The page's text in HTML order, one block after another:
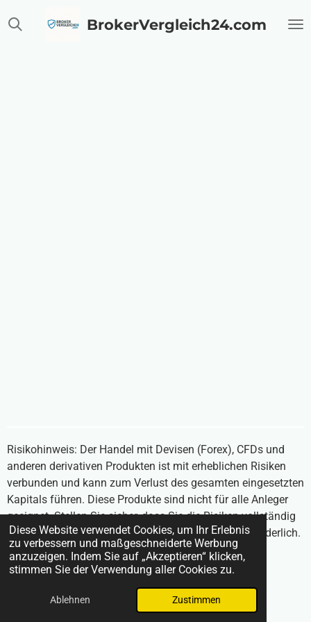
Diese Website verwendet Cookies, um Ihr Erlebnis
zu verbessern und maßgeschneiderte Werbung
anzuzeigen. Indem Sie auf „Akzeptieren“ klicken,
stimmen Sie der Verwendung aller Cookies zu.
Ablehnen Zustimmen
Hauptinhalt
BrokerVergleich24.com
Risikohinweis: Der Handel mit Devisen (Forex), CFDs und
anderen derivativen Produkten ist mit erheblichen Risiken
verbunden und kann zum Verlust des gesamten eingesetzten
Kapitals führen. Diese Produkte sind nicht für alle Anleger
geeignet. Stellen Sie sicher, dass Sie die Risiken vollständig
verstehen und unabhängigen Rat einholen, falls erforderlich.
Inhalte auf BrokerVergleich24.com stellen keine
Anlageberatung dar.
Mit Unterstützung von